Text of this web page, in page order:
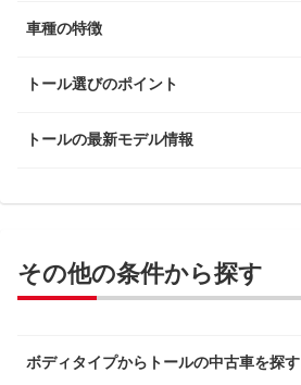
車種の特徴
トール選びのポイント
トールの最新モデル情報
その他の条件から探す
ボディタイプからトールの中古車を探す